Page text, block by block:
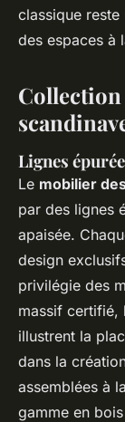
classique
des espaces à
Lignes
Le mobilier
par des lignes
apaisée.
design
privilégie des
massif certifié,
illustrent la
dans la
assemblées à
gamme en